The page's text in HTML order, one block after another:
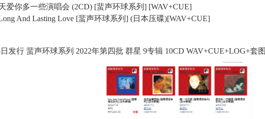
爱你多一些演唱会 (2CD) [蜚声环球系列] [WAV+CUE]
And Lasting Love [蜚声环球系列] (日本压碟)[WAV+CUE]
日发行 蜚声环球系列 2022年第四批 群星 9专辑 10CD WAV+CUE+LOG+套图